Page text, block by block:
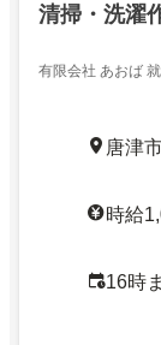
清掃・洗濯
有限会社 あおば
唐津
時給
16時